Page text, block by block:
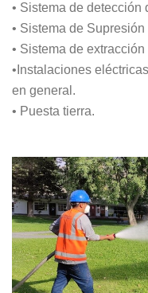
• Sistema de
• Sistema de
• Sistema de
•Instalaciones
en general.
• Puesta tierra.